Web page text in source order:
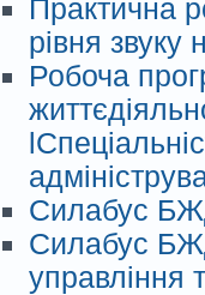
Практична
рівня звуку
Робоча
Силабус
Силабус
управління